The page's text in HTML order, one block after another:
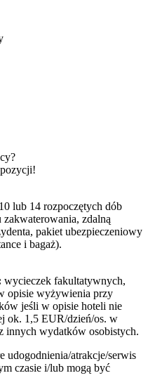
lub 14 rozpoczętych dób
zdalną
pakiet ubezpieczeniowy
i bagaż).
wycieczek fakultatywnych,
opisie wyżywienia przy
jeśli w opisie hoteli nie
ok. 1,5 EUR/dzień/os. w
innych wydatków osobistych.
atrakcje/serwis
czasie i/lub mogą być